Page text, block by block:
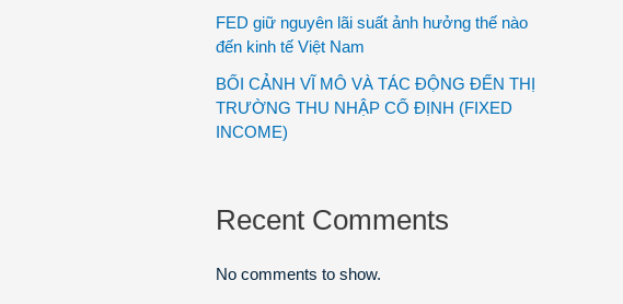
FED giữ nguyên lãi suất ảnh hưởng thế nào
đến kinh tế Việt Nam
BỐI CẢNH VĨ MÔ VÀ TÁC ĐỘNG ĐẾN THỊ
TRƯỜNG THU NHẬP CỐ ĐỊNH (FIXED
INCOME)
Recent Comments
No comments to show.